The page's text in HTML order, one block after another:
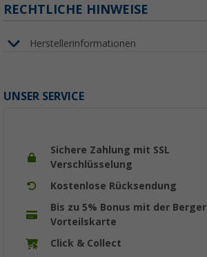
RECHTLICHE HINWEISE
Herstellerinformationen
UNSER SERVICE
Sichere Zahlung mit SSL
Verschlüsselung
Kostenlose Rücksendung
Bis zu 5% Bonus mit der Berger
Vorteilskarte
Click & Collect